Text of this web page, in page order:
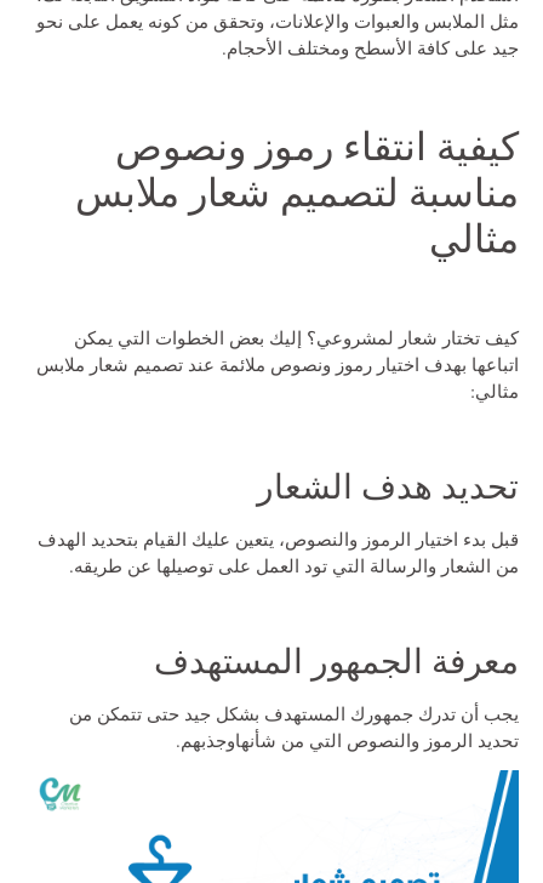
مثل الملابس والعبوات والإعلانات، وتحقق من كونه يعمل على نحو
جيد على كافة الأسطح ومختلف الأحجام.
كيفية انتقاء رموز ونصوص
مناسبة لتصميم شعار ملابس
مثالي
كيف تختار شعار لمشروعي؟ إليك بعض الخطوات التي يمكن
اتباعها بهدف اختيار رموز ونصوص ملائمة عند تصميم شعار ملابس
مثالي:
تحديد هدف الشعار
قبل بدء اختيار الرموز والنصوص، يتعين عليك القيام بتحديد الهدف
من الشعار والرسالة التي تود العمل على توصيلها عن طريقه.
معرفة الجمهور المستهدف
يجب أن تدرك جمهورك المستهدف بشكل جيد حتى تتمكن من
تحديد الرموز والنصوص التي من شأنهاوجذبهم.